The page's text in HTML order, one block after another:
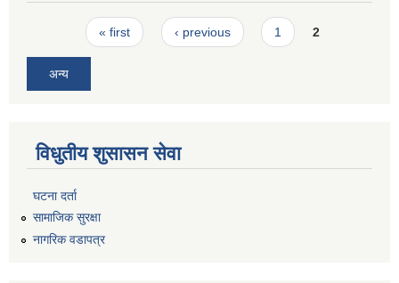
Pages« first ‹ previous 1 2
अन्य
विधुतीय शुसासन सेवा
घटना दर्ता
सामाजिक सुरक्षा
नागरिक वडापत्र